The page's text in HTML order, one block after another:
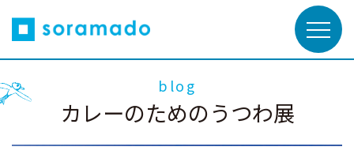
blog
カレーのためのうつわ展